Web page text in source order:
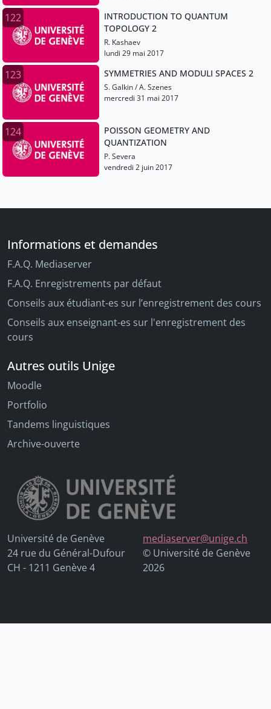
122
INTRODUCTION TO QUANTUM
TOPOLOGY 2
R. Kashaev
lundi 29 mai 2017
123 SYMMETRIES AND MODULI SPACES 2
S. Galkin / A. Szenes
mercredi 31 mai 2017
124
POISSON GEOMETRY AND
QUANTIZATION
P. Severa
vendredi 2 juin 2017
Informations et demandes
F.A.Q. Mediaserver
F.A.Q. Enregistrements par défaut
Conseils aux étudiant-es sur l’enregistrement des cours
Conseils aux enseignant-es sur l'enregistrement des
cours
Autres outils Unige
Moodle
Portfolio
Tandems linguistiques
Archive-ouverte
Université de Genève
24 rue du Général-Dufour
CH - 1211 Genève 4
mediaserver@unige.ch
© Université de Genève
2026